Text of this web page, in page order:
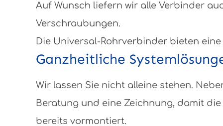
Auf Wunsch liefern wir alle Verbinder
Verschraubungen.
Die Universal-Rohrverbinder bieten
Ganzheitliche
Wir lassen Sie nicht alleine stehen.
Beratung und eine Zeichnung, damit
bereits vormontiert.